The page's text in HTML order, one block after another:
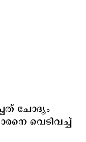
ചോദ്യം
വെടിവച്ച്